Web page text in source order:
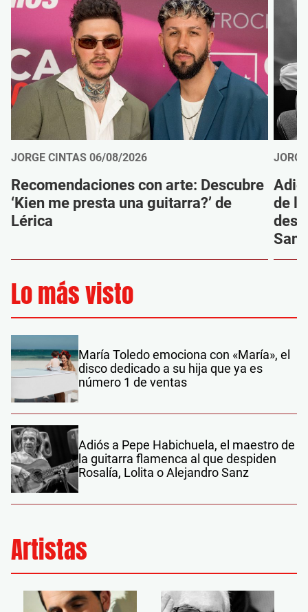
JORGE CINTAS 06/08/2026
Recomendaciones con arte: Descubre
‘Kien me presta una guitarra?’ de
Lérica
de
Sanz
Lo más visto
María Toledo emociona con «María», el
disco dedicado a su hija que ya es
número 1 de ventas
Adiós a Pepe Habichuela, el maestro de
la guitarra flamenca al que despiden
Rosalía, Lolita o Alejandro Sanz
Artistas